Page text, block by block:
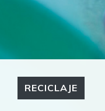
RECICLAJE